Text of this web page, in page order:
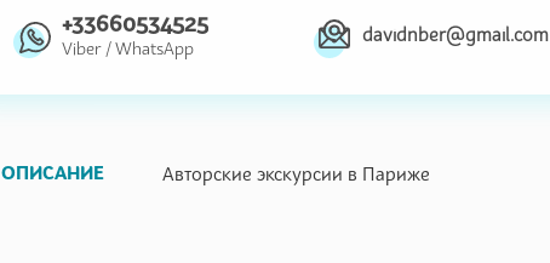
+33660534525
Viber /WhatsApp
davidnber@gmail.com
ОПИСАНИЕ Авторские экскурсии в Париже